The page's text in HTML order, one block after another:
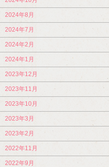
2024年8月
2024年7月
2024年2月
2024年1月
2023年12月
2023年11月
2023年10月
2023年3月
2023年2月
2022年11月
2022年9月